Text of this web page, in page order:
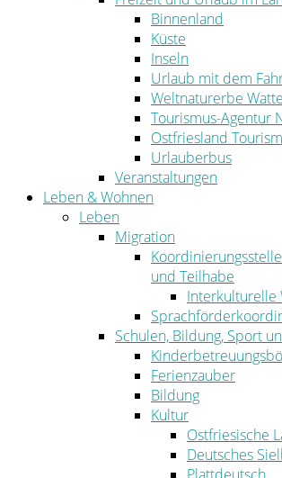
Binnenland
Küste
Inseln
Urlaub mit dem
Weltnaturerbe
Tourismus-Agentur
Ostfriesland
Urlauberbus
Veranstaltungen
Leben & Wohnen
Leben
Migration
und Teilhabe
Interkulturelle
Schulen, Bildung, Sport
Ferienzauber
Bildung
Kultur
Ostfriesische
Deutsches